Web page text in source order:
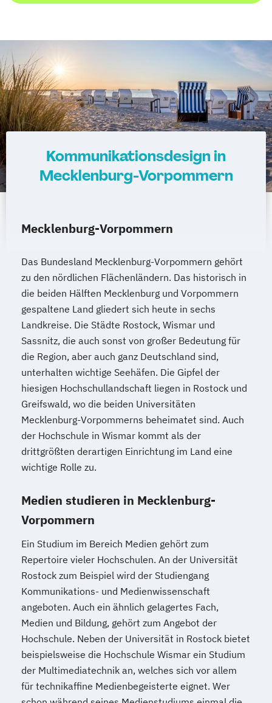
Kommunikationsdesign in
Mecklenburg-Vorpommern
Mecklenburg-Vorpommern
Das Bundesland Mecklenburg-Vorpommern gehört
zu den nördlichen Flächenländern. Das historisch in
die beiden Hälften Mecklenburg und Vorpommern
gespaltene Land gliedert sich heute in sechs
Landkreise. Die Städte Rostock, Wismar und
Sassnitz, die auch sonst von großer Bedeutung für
die Region, aber auch ganz Deutschland sind,
unterhalten wichtige Seehäfen. Die Gipfel der
hiesigen Hochschullandschaft liegen in Rostock und
Greifswald, wo die beiden Universitäten
Mecklenburg-Vorpommerns beheimatet sind. Auch
der Hochschule in Wismar kommt als der
drittgrößten derartigen Einrichtung im Land eine
wichtige Rolle zu.
Medien studieren in Mecklenburg-
Vorpommern
Ein Studium im Bereich Medien gehört zum
Repertoire vieler Hochschulen. An der Universität
Rostock zum Beispiel wird der Studiengang
Kommunikations- und Medienwissenschaft
angeboten. Auch ein ähnlich gelagertes Fach,
Medien und Bildung, gehört zum Angebot der
Hochschule. Neben der Universität in Rostock bietet
beispielsweise die Hochschule Wismar ein Studium
der Multimediatechnik an, welches sich vor allem
für technikaffine Medienbegeisterte eignet. Wer